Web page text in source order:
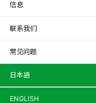
信息
联系我们
常见问题
日本語
ENGLISH